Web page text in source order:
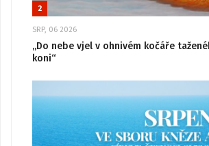
2
SRP, 06 2026
„Do nebe vjel v ohnivém kočáře
koni“